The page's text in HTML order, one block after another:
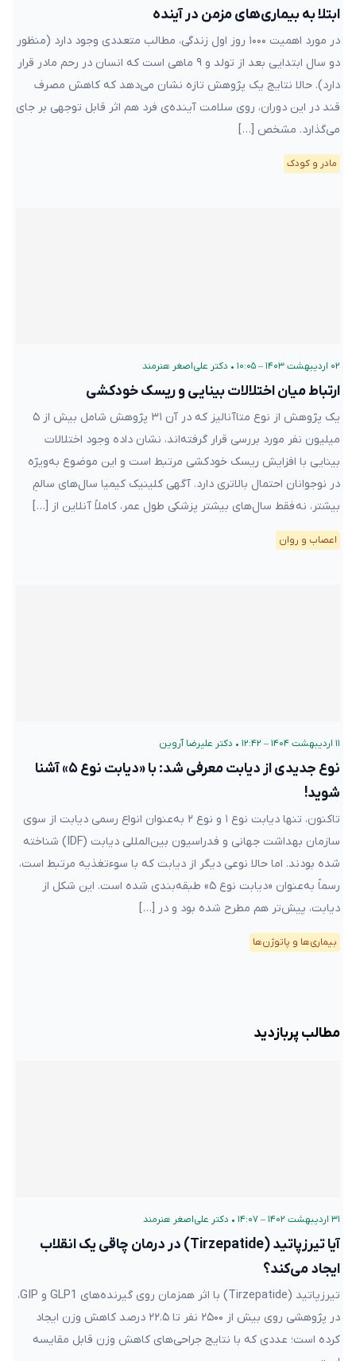
ابتلا به بیماری‌های مزمن در آینده
در مورد اهمیت ۱۰۰۰ روز اول زندگی، مطالب متعددی وجود دارد (منظور
دو سال ابتدایی بعد از تولد و ۹ ماهی است که انسان در رحم مادر قرار
دارد). حالا نتایج یک پژوهش تازه نشان می‌دهد که کاهش مصرف
قند در این دوران، روی سلامت آینده‌ی فرد هم اثر قابل توجهی بر جای
می‌گذارد. مشخص […]
مادر و کودک
۰۲ اردیبهشت ۱۴۰۳ – ۱۰:۰۵ • دکتر علی‌اصغر هنرمند
ارتباط میان اختلالات بینایی و ریسک خودکشی
یک پژوهش از نوع متاآنالیز که در آن ۳۱ پژوهش شامل بیش از ۵
میلیون نفر مورد بررسی قرار گرفته‌اند، نشان داده وجود اختلالات
بینایی با افزایش ریسک خودکشی مرتبط است و این موضوع به‌ویژه
در نوجوانان احتمال بالاتری دارد. آگهی کلینیک کیمیا سال‌های سالمِ
بیشتر، نه فقط سال‌های بیشتر پزشکی طول عمر، کاملاً آنلاین از […]
اعصاب و روان
۱۱ اردیبهشت ۱۴۰۴ – ۱۲:۴۲ • دکتر علیرضا آروین
نوع جدیدی از دیابت معرفی شد: با «دیابت نوع ۵» آشنا
شوید!
تاکنون، تنها دیابت نوع ۱ و نوع ۲ به‌عنوان انواع رسمی دیابت از سوی
سازمان بهداشت جهانی و فدراسیون بین‌المللی دیابت (IDF) شناخته
شده بودند. اما حالا نوعی دیگر از دیابت که با سوءتغذیه مرتبط است،
رسماً به‌عنوان «دیابت نوع ۵» طبقه‌بندی شده است. این شکل از
دیابت، پیش‌تر هم مطرح شده بود و در […]
بیماری‌ها و پاتوژن‌ها
مطالب پربازدید
۳۱ اردیبهشت ۱۴۰۲ – ۱۴:۰۷ • دکتر علی‌اصغر هنرمند
آیا تیرزپاتید (Tirzepatide) در درمان چاقی یک انقلاب
ایجاد می‌کند؟
تیرزپاتید (Tirzepatide) با اثر همزمان روی گیرنده‌های GLP1 و GIP،
در پژوهشی روی بیش از ۲۵۰۰ نفر تا ۲۲.۵ درصد کاهش وزن ایجاد
کرده است؛ عددی که با نتایج جراحی‌های کاهش وزن قابل مقایسه